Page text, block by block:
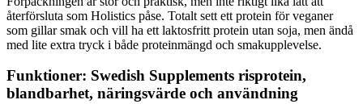
återförsluta som Holistics påse. Totalt sett ett protein för veganer
som gillar smak och vill ha ett laktosfritt protein utan soja, men ändå
med lite extra tryck i både proteinmängd och smakupplevelse.
Funktioner: Swedish Supplements risprotein,
blandbarhet, näringsvärde och användning